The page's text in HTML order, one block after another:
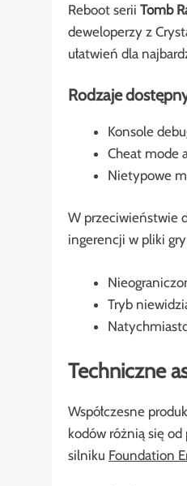
Reboot serii Tomb
deweloperzy z
ułatwień dla
Rodzaje
Konsole
Cheat mode
Nietypowe
W przeciwieństwie
ingerencji w pliki
Tryb
Techniczne
Współczesne
kodów różnią się
silniku Foundation